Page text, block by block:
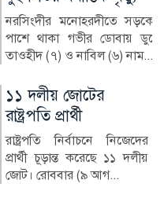
কোটি টাকা
মুঠোফোনে কয়েকটি ক্লিক,
অল্প সময়েই দ্বিগুণ-তিনগুণ
মুকসুদপুরে ২৬ বছরেও
নির্মিত হয়নি বর্জ্য ফেলার
স্থায়ী ভাগাড়
গোপালগঞ্জের মুকসুদপুর
পৌরসভা প্রতিষ্ঠার প্রায় ২৬ বছর